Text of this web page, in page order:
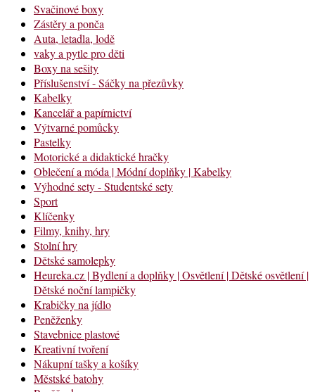
Svačinové boxy
Zástěry a ponča
Auta, letadla, lodě
vaky a pytle pro děti
Boxy na sešity
Příslušenství - Sáčky na přezůvky
Kabelky
Kancelář a papírnictví
Výtvarné pomůcky
Pastelky
Motorické a didaktické hračky
Oblečení a móda | Módní doplňky | Kabelky
Výhodné sety - Studentské sety
Sport
Klíčenky
Filmy, knihy, hry
Stolní hry
Dětské samolepky
Heureka.cz | Bydlení a doplňky | Osvětlení | Dětské osvětlení |
Dětské noční lampičky
Krabičky na jídlo
Peněženky
Stavebnice plastové
Kreativní tvoření
Nákupní tašky a košíky
Městské batohy